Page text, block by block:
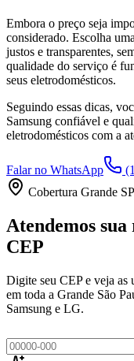
Embora o preço seja
considerado. Escolha
justos e transparentes,
qualidade do serviço é
seus eletrodomésticos.
Seguindo essas dicas,
Samsung confiável e
eletrodomésticos com a
Falar no WhatsApp
Cobertura Grande SP
Atendemos
CEP
Digite seu CEP e veja as
em toda a Grande São
Samsung e LG.